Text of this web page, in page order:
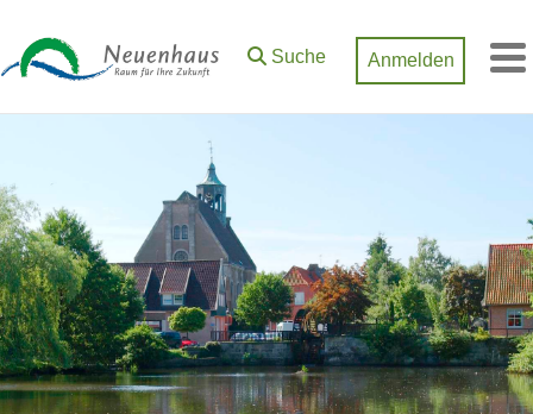
Suche Anmelden